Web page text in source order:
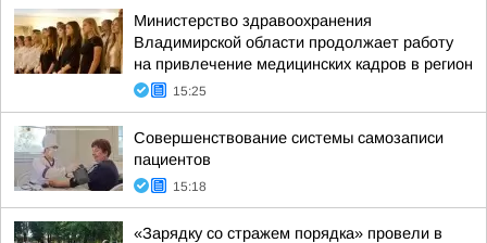
Министерство здравоохранения
Владимирской области продолжает работу
на привлечение медицинских кадров в регион
15:25
Совершенствование системы самозаписи
пациентов
15:18
«Зарядку со стражем порядка» провели в